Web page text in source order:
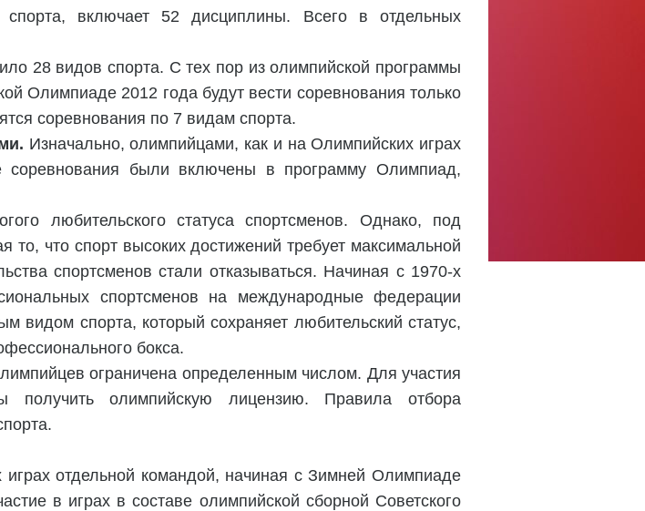
включает 52 дисциплины. Всего в отдельных
28 видов спорта. С тех пор из олимпийской программы
Олимпиаде 2012 года будут вести соревнования только
соревнования по 7 видам спорта.
Изначально, олимпийцами, как и на Олимпийских играх
были включены в программу Олимпиад,
любительского статуса спортсменов. Однако, под
что спорт высоких достижений требует максимальной
спортсменов стали отказываться. Начиная с 1970-х
спортсменов на международные федерации
видом спорта, который сохраняет любительский статус,
бокса.
ограничена определенным числом. Для участия
олимпийскую лицензию. Правила отбора
отдельной командой, начиная с Зимней Олимпиаде
в играх в составе олимпийской сборной Советского